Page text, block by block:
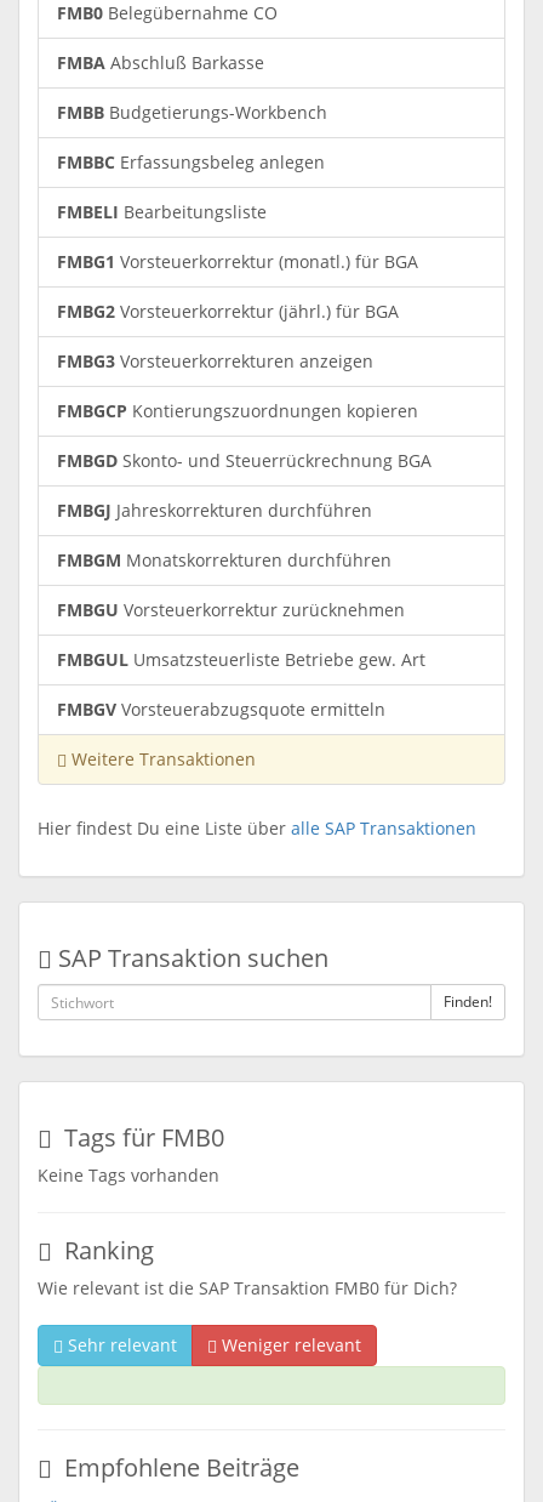
FMB0 Belegübernahme CO
FMBA Abschluß Barkasse
FMBB Budgetierungs-Workbench
FMBBC Erfassungsbeleg anlegen
FMBELI Bearbeitungsliste
FMBG1 Vorsteuerkorrektur (monatl.) für BGA
FMBG2 Vorsteuerkorrektur (jährl.) für BGA
FMBG3 Vorsteuerkorrekturen anzeigen
FMBGCP Kontierungszuordnungen kopieren
FMBGD Skonto- und Steuerrückrechnung BGA
FMBGJ Jahreskorrekturen durchführen
FMBGM Monatskorrekturen durchführen
FMBGU Vorsteuerkorrektur zurücknehmen
FMBGUL Umsatzsteuerliste Betriebe gew. Art
FMBGV Vorsteuerabzugsquote ermitteln
Weitere Transaktionen
Hier findest Du eine Liste über alle SAP Transaktionen
SAP Transaktion suchen
Finden!
Tags für FMB0
Keine Tags vorhanden
Ranking
Wie relevant ist die SAP Transaktion FMB0 für Dich?
Sehr relevant Weniger relevant
Empfohlene Beiträge